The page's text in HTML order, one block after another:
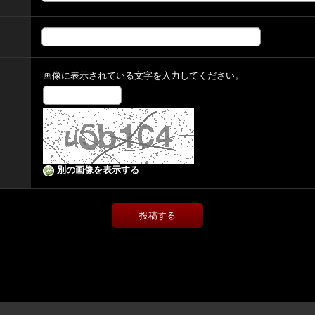
画像に表示されている文字を入力してください。
別の画像を表示する